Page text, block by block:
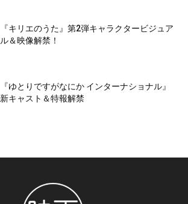
『キリエのうた』第2弾キャラクタービジュア
ル＆映像解禁！
『ゆとりですがなにか インターナショナル』
新キャスト＆特報解禁